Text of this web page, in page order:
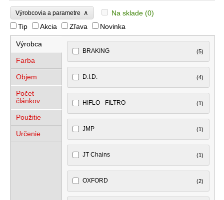
Výrobcovia a parametre ∧ Na sklade (0)
Tip
Akcia Zľava Novinka
Výrobca
Farba
Objem
Počet
článkov
Použitie
Určenie
BRAKING (5)
D.I.D. (4)
HIFLO - FILTRO (1)
JMP (1)
JT Chains (1)
OXFORD (2)